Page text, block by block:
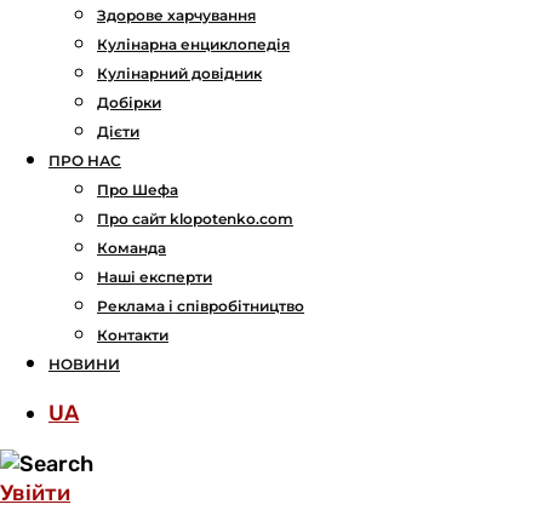
Здорове харчування
Кулінарна енциклопедія
Кулінарний довідник
Добірки
Дієти
ПРО НАС
Про Шефа
Про сайт klopotenko.com
Команда
Наші експерти
Реклама і співробітництво
Контакти
НОВИНИ
UA
Увійти